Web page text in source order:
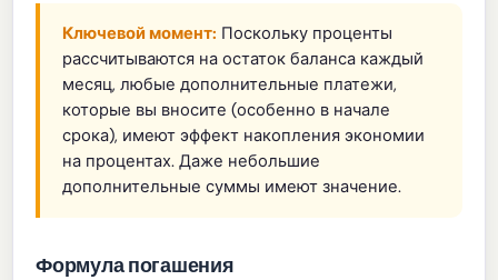
Ключевой момент: Поскольку проценты
рассчитываются на остаток баланса каждый
месяц, любые дополнительные платежи,
которые вы вносите (особенно в начале
срока), имеют эффект накопления экономии
на процентах. Даже небольшие
дополнительные суммы имеют значение.
Формула погашения